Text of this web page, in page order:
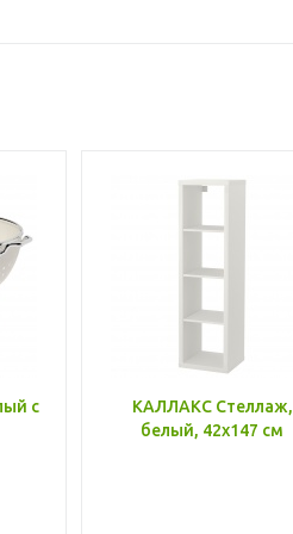
с
КАЛЛАКС Стеллаж,
белый, 42x147 см